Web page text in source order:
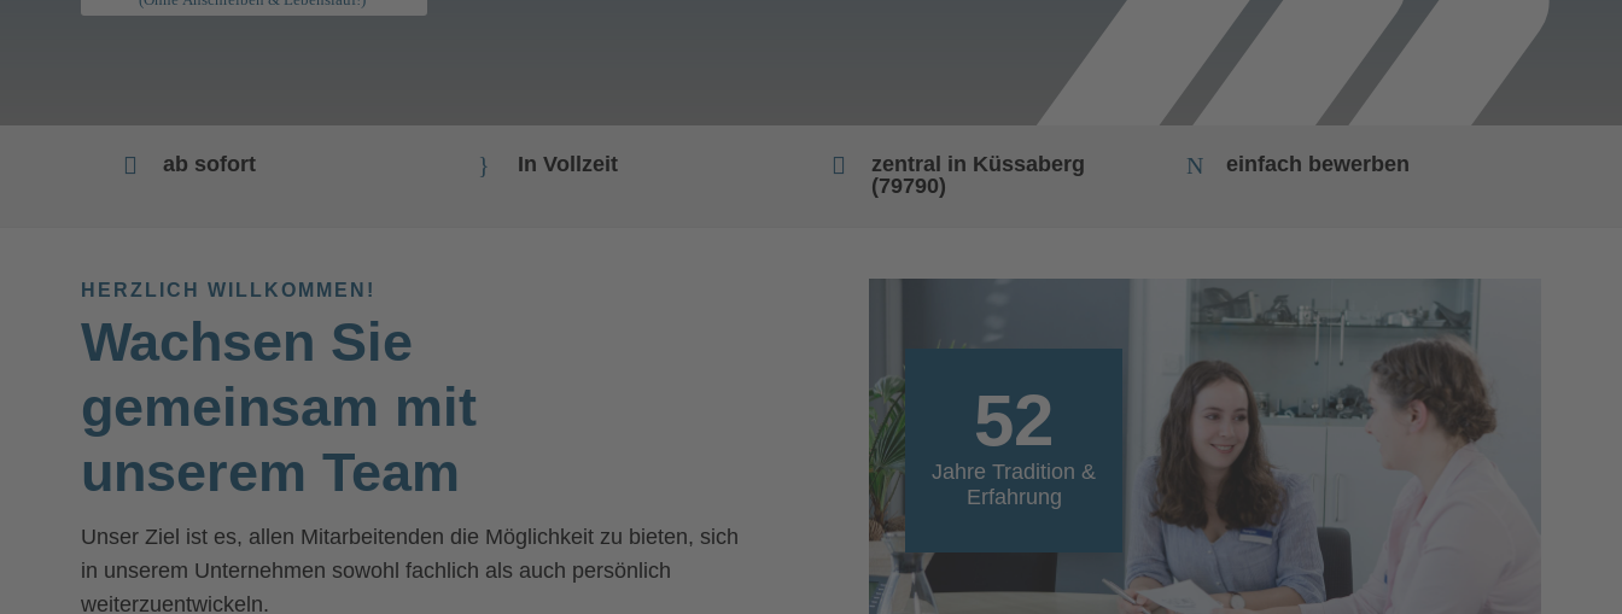
 ab sofort } In Vollzeit 
zentral in Küssaberg
(79790)
N einfach bewerben
HERZLICH WILLKOMMEN!
Wachsen Sie
gemeinsam mit
unserem Team
Unser Ziel ist es, allen Mitarbeitenden die Möglichkeit zu bieten, sich
in unserem Unternehmen sowohl fachlich als auch persönlich
weiterzuentwickeln.
52
Jahre Tradition &
Erfahrung